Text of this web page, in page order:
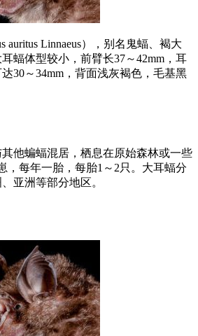
auritus Linnaeus），别名鬼蝠、褐大
蝠体型较小，前臂长37～42mm，耳
30～34mm，背面浅灰褐色，毛基黑
他蝙蝠混居，栖息在原始森林或一些
，每年一胎，每胎1～2只。大耳蝠分
亚洲等部分地区。